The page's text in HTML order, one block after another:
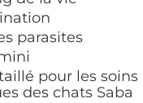
parasites
pour les soins
des chats Saba